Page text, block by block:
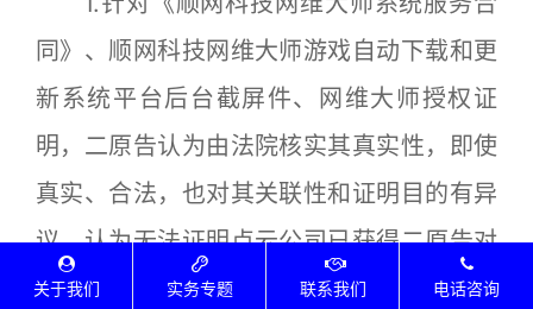
同》、顺网科技网维大师游戏自动下载和更
新系统平台后台截屏件、网维大师授权证
明，二原告认为由法院核实其真实性，即使
真实、合法，也对其关联性和证明目的有异
议，认为无法证明点云公司已获得二原告对
于涉案游戏的授权使用，二原告虽然曾就
关于我们 实务专题 联系我们 电话咨询